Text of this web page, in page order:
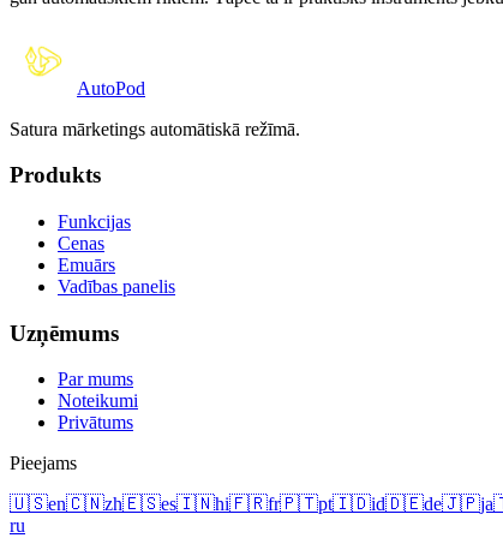
AutoPod
Satura mārketings automātiskā režīmā.
Produkts
Funkcijas
Cenas
Emuārs
Vadības panelis
Uzņēmums
Par mums
Noteikumi
Privātums
Pieejams
🇺🇸en🇨🇳zh🇪🇸es🇮🇳hi🇫🇷fr🇵🇹pt🇮🇩id🇩🇪de🇯🇵ja
ru